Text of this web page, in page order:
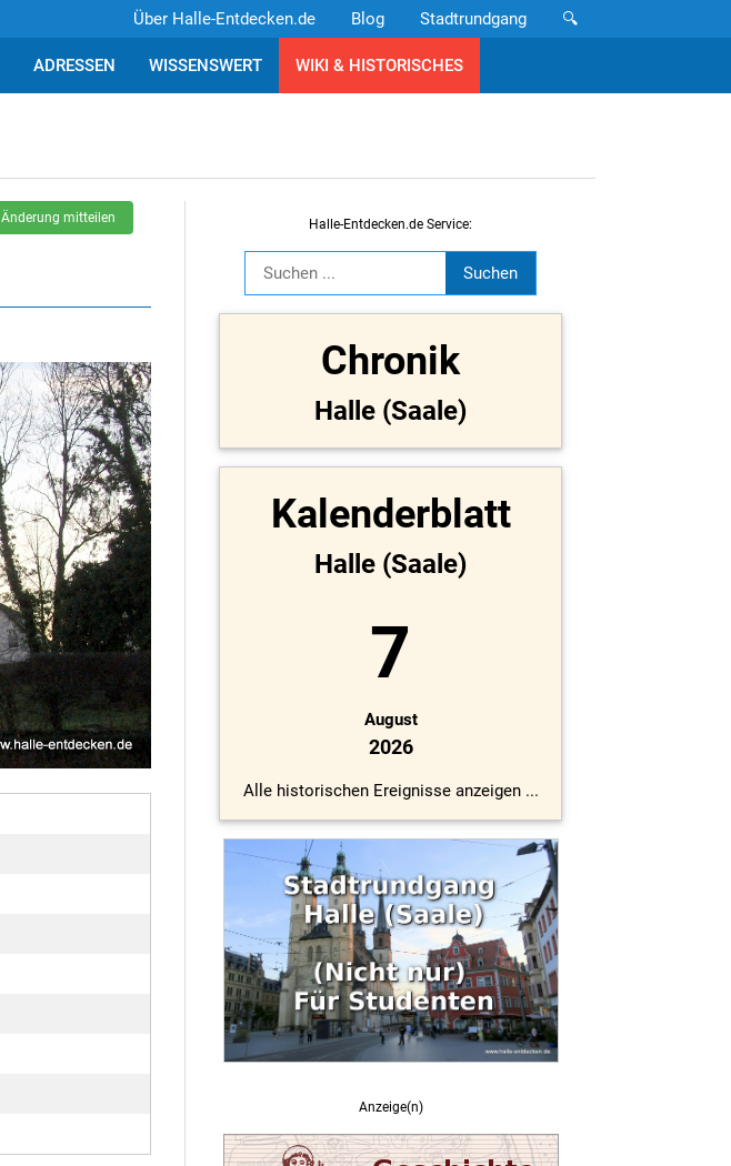
🔍
Stadtrundgang
Blog
Über Halle-Entdecken.de
ADRESSEN WISSENSWERT WIKI & HISTORISCHES
Änderung mitteilen Halle-Entdecken.de Service:
Chronik
Halle (Saale)
Kalenderblatt
Halle (Saale)
7
August
2026
Alle historischen Ereignisse anzeigen ...
Anzeige(n)